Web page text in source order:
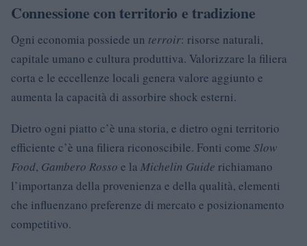
Connessione con territorio e tradizione
Ogni economia possiede un terroir: risorse naturali,
capitale umano e cultura produttiva. Valorizzare la filiera
corta e le eccellenze locali genera valore aggiunto e
aumenta la capacità di assorbire shock esterni.
Dietro ogni piatto c’è una storia, e dietro ogni territorio
efficiente c’è una filiera riconoscibile. Fonti come Slow
Food, Gambero Rosso e la Michelin Guide richiamano
l’importanza della provenienza e della qualità, elementi
che influenzano preferenze di mercato e posizionamento
competitivo.